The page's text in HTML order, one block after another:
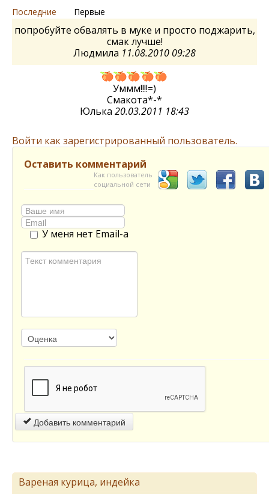
Последние Первые
попробуйте обвалять в муке и просто поджарить,
смак лучше!
Людмила 11.08.2010 09:28
Уммм!!!!=)
Смакота*-*
Юлька 20.03.2011 18:43
Войти как зарегистрированный пользователь.
Оставить комментарий
Как пользователь
социальной сети
У меня нет Email-а
Добавить комментарий
Вареная курица, индейка